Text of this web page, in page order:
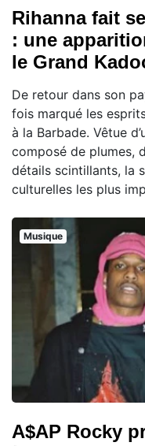
Rihanna fait
: une
le Grand
De retour dans son
fois marqué les
à la Barbade. Vêtue
composé de plumes,
détails scintillants, la
culturelles les plus
Musique
A$AP Rocky